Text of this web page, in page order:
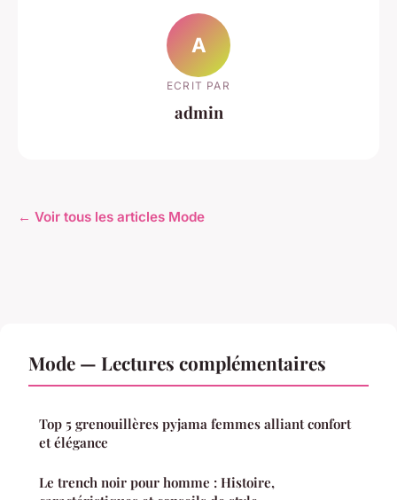
A
ECRIT PAR
admin
← Voir tous les articles Mode
Mode — Lectures complémentaires
Top 5 grenouillères pyjama femmes alliant confort
et élégance
Le trench noir pour homme : Histoire,